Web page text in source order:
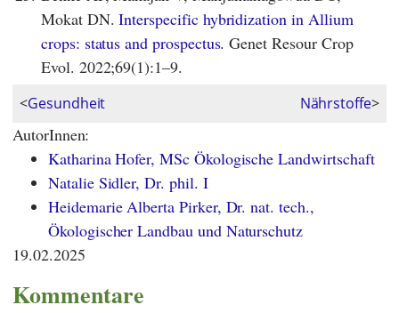
Mokat DN.Interspecific hybridization in Allium
crops: status and prospectus. Genet Resour Crop
Evol. 2022;69(1):1–9.
<Gesundheit Nährstoffe>
AutorInnen:
Katharina Hofer, MSc Ökologische Landwirtschaft
Natalie Sidler, Dr. phil. I
Heidemarie Alberta Pirker, Dr. nat. tech.,
Ökologischer Landbau und Naturschutz
19.02.2025
Kommentare